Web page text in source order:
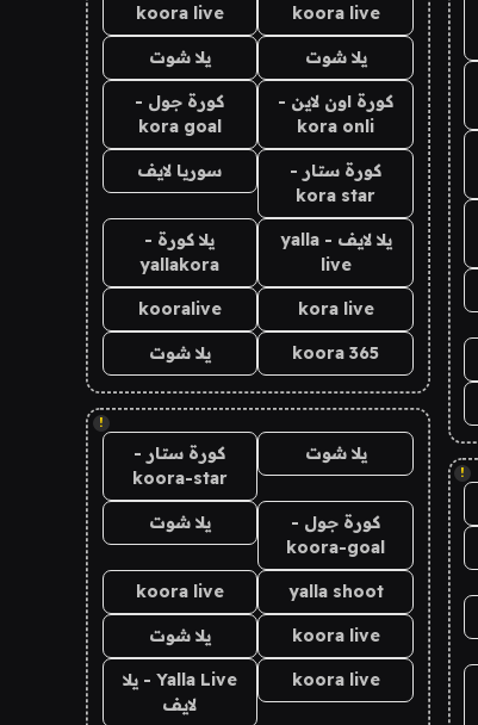
!
koora live
koora live
يلا شوت يلا شوت
كورة اون لاين -
kora onli
كورة جول -
kora goal
كورة ستار -
kora star
سوريا لايف
يلا لايف - yalla
live
يلا كورة -
yallakora
kora live
kooralive
koora 365 يلا شوت
!
يلا شوت
كورة ستار -
koora-star
كورة جول -
koora-goal
يلا شوت
yalla shoot
koora live
koora live يلا شوت
koora live
Yalla Live - يلا
لايف